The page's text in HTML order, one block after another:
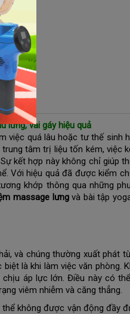
lưng, vai gáy hiệu quả
việc quá lâu hoặc tư thế sinh
tâm trị liệu tốn kém, việc
kết hợp này không chỉ giúp
Với hiệu quả đã được kiểm
khớp thông qua những
massage lưngvà bài tập
và chúng thường xuất phát
là khi làm việc văn phòng.
áp lực lớn. Điều này có
viêm nhiễm và căng thẳng.
không được vận động đầy